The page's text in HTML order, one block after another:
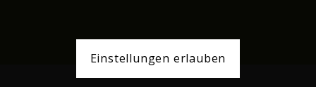
Einstellungen erlauben